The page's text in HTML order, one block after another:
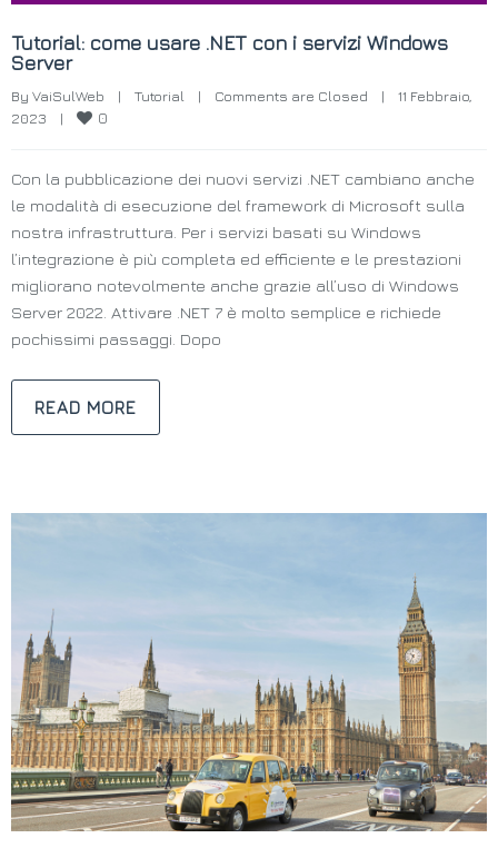
Tutorial: come usare .NET con i servizi Windows
Server
By VaiSulWeb | Tutorial | Comments are Closed |
11 Febbraio,
2023 | 0
Con la pubblicazione dei nuovi servizi .NET cambiano anche
le modalità di esecuzione del framework di Microsoft sulla
nostra infrastruttura. Per i servizi basati su Windows
l’integrazione è più completa ed efficiente e le prestazioni
migliorano notevolmente anche grazie all’uso di Windows
Server 2022. Attivare .NET 7 è molto semplice e richiede
pochissimi passaggi. Dopo
READ MORE